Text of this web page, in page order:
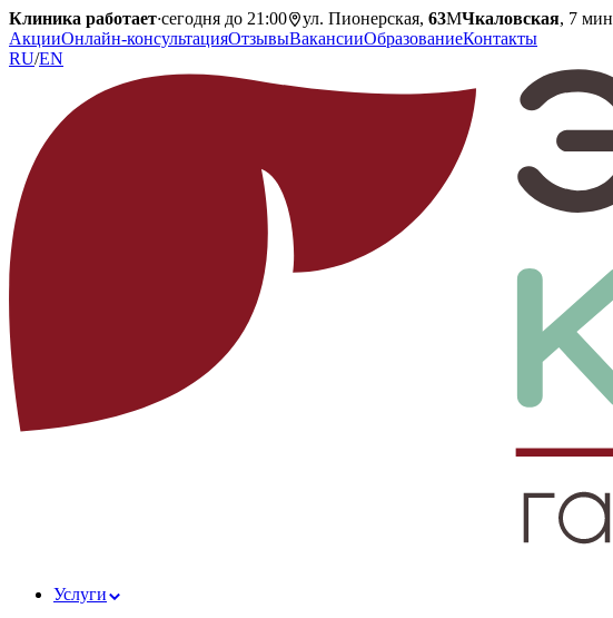
Клиника работает·сегодня до 21:00 ул. Пионерская, 63МЧкаловская, 7 мин
АкцииОнлайн-консультацияОтзывыВакансииОбразованиеКонтакты
RU/EN
Услуги